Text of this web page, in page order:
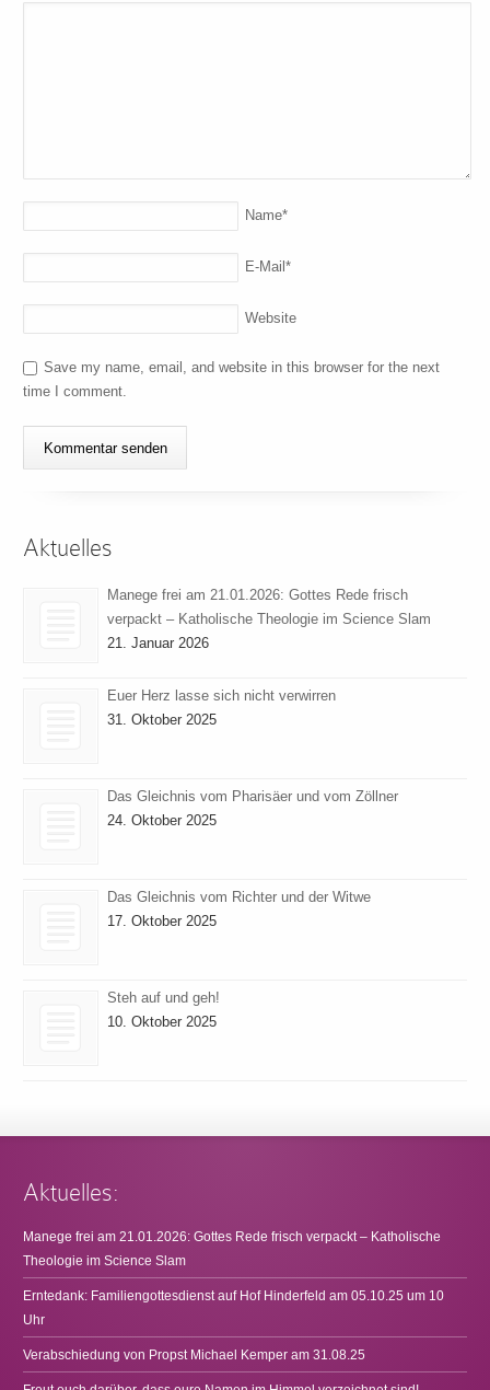
Name*
E-Mail*
Website
Save my name, email, and website in this browser for the next
time I comment.
Aktuelles
Manege frei am 21.01.2026: Gottes Rede frisch
verpackt – Katholische Theologie im Science Slam
21. Januar 2026
Euer Herz lasse sich nicht verwirren
31. Oktober 2025
Das Gleichnis vom Pharisäer und vom Zöllner
24. Oktober 2025
Das Gleichnis vom Richter und der Witwe
17. Oktober 2025
Steh auf und geh!
10. Oktober 2025
Aktuelles:
Manege frei am 21.01.2026: Gottes Rede frisch verpackt – Katholische
Theologie im Science Slam
Erntedank: Familiengottesdienst auf Hof Hinderfeld am 05.10.25 um 10
Uhr
Verabschiedung von Propst Michael Kemper am 31.08.25